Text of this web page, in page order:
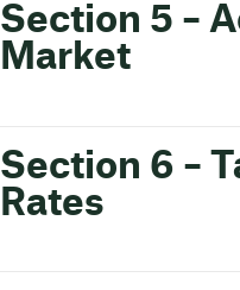
Section 5 –
Market
Section 6 –
Rates